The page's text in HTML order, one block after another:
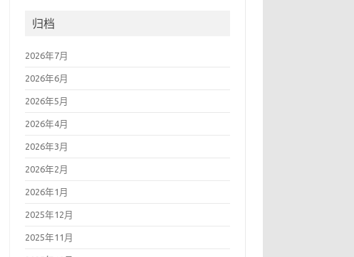
归档
2026年7月
2026年6月
2026年5月
2026年4月
2026年3月
2026年2月
2026年1月
2025年12月
2025年11月